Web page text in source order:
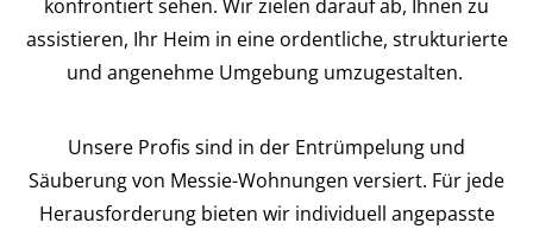
konfrontiert sehen. Wir zielen darauf ab, Ihnen zu
assistieren, Ihr Heim in eine ordentliche, strukturierte
und angenehme Umgebung umzugestalten.
Unsere Profis sind in der Entrümpelung und
Säuberung von Messie-Wohnungen versiert. Für jede
Herausforderung bieten wir individuell angepasste